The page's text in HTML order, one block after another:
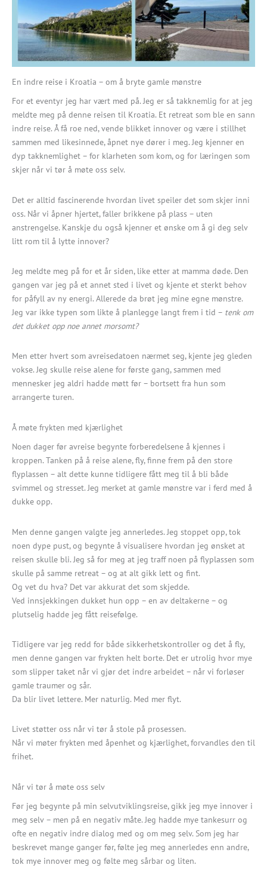
En indre reise i Kroatia – om å bryte gamle mønstre
For et eventyr jeg har vært med på. Jeg er så takknemlig for at jeg
meldte meg på denne reisen til Kroatia. Et retreat som ble en sann
indre reise. Å få roe ned, vende blikket innover og være i stillhet
sammen med likesinnede, åpnet nye dører i meg. Jeg kjenner en
dyp takknemlighet – for klarheten som kom, og for læringen som
skjer når vi tør å møte oss selv.
Det er alltid fascinerende hvordan livet speiler det som skjer inni
oss. Når vi åpner hjertet, faller brikkene på plass – uten
anstrengelse. Kanskje du også kjenner et ønske om å gi deg selv
litt rom til å lytte innover?
Jeg meldte meg på for et år siden, like etter at mamma døde. Den
gangen var jeg på et annet sted i livet og kjente et sterkt behov
for påfyll av ny energi. Allerede da brøt jeg mine egne mønstre.
Jeg var ikke typen som likte å planlegge langt frem i tid – tenk om
det dukket opp noe annet morsomt?
Men etter hvert som avreisedatoen nærmet seg, kjente jeg gleden
vokse. Jeg skulle reise alene for første gang, sammen med
mennesker jeg aldri hadde møtt før – bortsett fra hun som
arrangerte turen.
Å møte frykten med kjærlighet
Noen dager før avreise begynte forberedelsene å kjennes i
kroppen. Tanken på å reise alene, fly, finne frem på den store
flyplassen – alt dette kunne tidligere fått meg til å bli både
svimmel og stresset. Jeg merket at gamle mønstre var i ferd med å
dukke opp.
Men denne gangen valgte jeg annerledes. Jeg stoppet opp, tok
noen dype pust, og begynte å visualisere hvordan jeg ønsket at
reisen skulle bli. Jeg så for meg at jeg traff noen på flyplassen som
skulle på samme retreat – og at alt gikk lett og fint.
Og vet du hva? Det var akkurat det som skjedde.
Ved innsjekkingen dukket hun opp – en av deltakerne – og
plutselig hadde jeg fått reisefølge.
Tidligere var jeg redd for både sikkerhetskontroller og det å fly,
men denne gangen var frykten helt borte. Det er utrolig hvor mye
som slipper taket når vi gjør det indre arbeidet – når vi forløser
gamle traumer og sår.
Da blir livet lettere. Mer naturlig. Med mer flyt.
Livet støtter oss når vi tør å stole på prosessen.
Når vi møter frykten med åpenhet og kjærlighet, forvandles den til
frihet.
Når vi tør å møte oss selv
Før jeg begynte på min selvutviklingsreise, gikk jeg mye innover i
meg selv – men på en negativ måte. Jeg hadde mye tankesurr og
ofte en negativ indre dialog med og om meg selv. Som jeg har
beskrevet mange ganger før, følte jeg meg annerledes enn andre,
tok mye innover meg og følte meg sårbar og liten.